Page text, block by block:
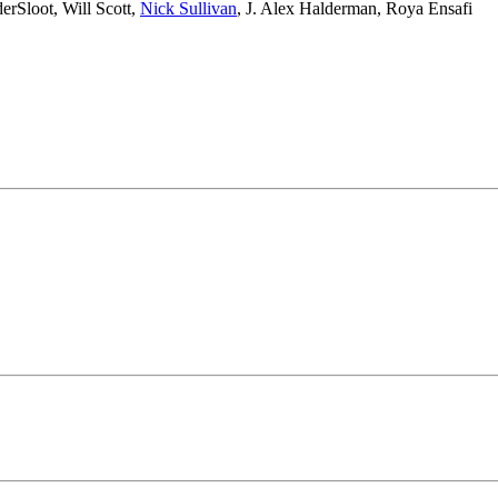
, Will Scott, Nick Sullivan, J. Alex Halderman, Roya Ensafi